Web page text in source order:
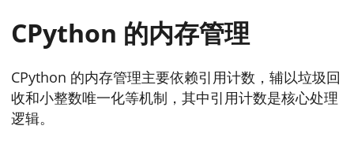
CPython 的内存管理
CPython 的内存管理主要依赖引用计数，辅以垃圾回
收和小整数唯一化等机制，其中引用计数是核心处理
逻辑。